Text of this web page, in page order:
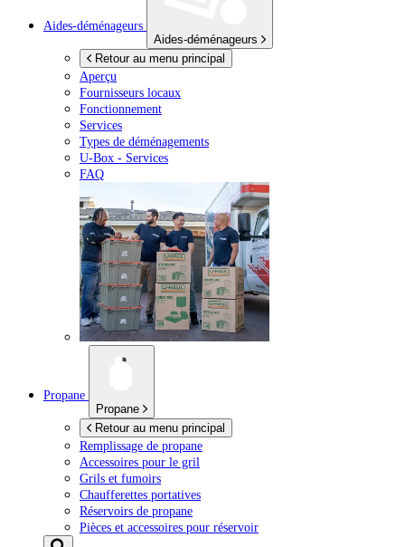
Aides-déménageurs
Aides-déménageurs
Retour au menu principal
Aperçu
Fournisseurs locaux
Fonctionnement
Services
Types de déménagements
U-Box - Services
FAQ
Propane
Propane
Retour au menu principal
Remplissage de propane
Accessoires pour le gril
Grils et fumoirs
Chaufferettes portatives
Réservoirs de propane
Pièces et accessoires pour réservoir